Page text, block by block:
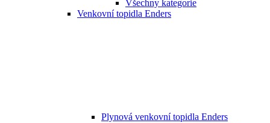
Všechny kategorie
Venkovní topidla Enders
Plynová venkovní topidla Enders